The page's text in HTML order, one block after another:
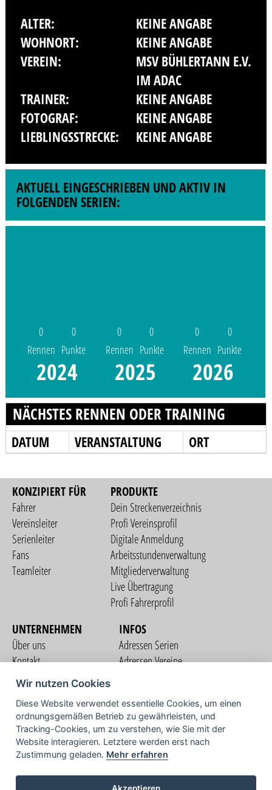
ALTER:
KEINE ANGABE
WOHNORT:
KEINE ANGABE
VEREIN:
MSV BÜHLERTANN E.V.
IM ADAC
TRAINER:
KEINE ANGABE
FOTOGRAF:
KEINE ANGABE
LIEBLINGSSTRECKE:
KEINE ANGABE
AKTUELL EINGESCHRIEBEN UND AKTIV IN
FOLGENDEN SERIEN:
0
Rennen
0
Punkte
2024
0
Rennen
0
Punkte
2025
0
Rennen
0
Punkte
2026
NÄCHSTES RENNEN ODER TRAINING
DATUM VERANSTALTUNG ORT
KONZIPIERT FÜR
Fahrer
Vereinsleiter
Serienleiter
Fans
Teamleiter
PRODUKTE
Dein Streckenverzeichnis
Profi Vereinsprofil
Digitale Anmeldung
Arbeitsstundenverwaltung
Mitgliederverwaltung
Live Übertragung
Profi Fahrerprofil
UNTERNEHMEN
Über uns
Kontakt
Nutzungsbedingungen
Datenschutzerklärung
Impressum
INFOS
Adressen Serien
Adressen Vereine
COMMUNITY
TV
Wir nutzen Cookies
Diese Website verwendet essentielle Cookies, um einen
ordnungsgemäßen Betrieb zu gewährleisten, und
Tracking-Cookies, um zu verstehen, wie Sie mit der
Website interagieren. Letztere werden erst nach
Zustimmung geladen. Mehr erfahren